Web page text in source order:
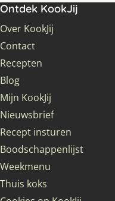
Ontdek KookJij
Over KookJij
Contact
Recepten
Blog
Mijn KookJij
Nieuwsbrief
Recept insturen
Boodschappenlijst
Weekmenu
Thuis koks